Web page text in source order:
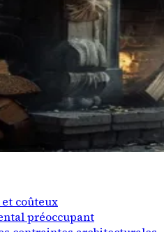
coûteux
préoccupant